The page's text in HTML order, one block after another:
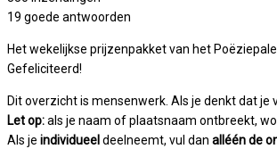
19 goede antwoorden
Het wekelijkse prijzenpakket van het
Gefeliciteerd!
Dit overzicht is mensenwerk. Als je denkt dat
Let op:als je naam of plaatsnaam ontbreekt,
Als je individueel deelneemt, vul dan alléén de